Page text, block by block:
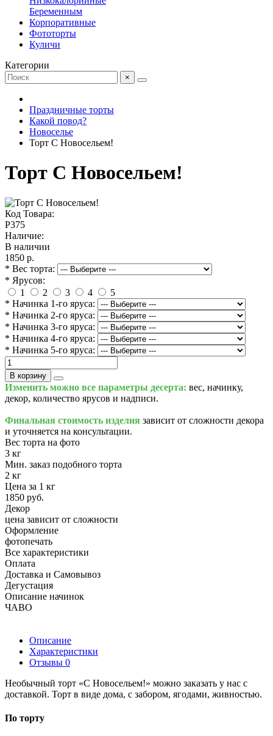
Беременным
Корпоративные
Фототорты
Куличи
Категории
×
Праздничные торты
Какой повод?
Новоселье
Торт С Новосельем!
Торт С Новосельем!
Код Товара:
P375
Наличие:
В наличии
1850 р.
* Вес торта:
* Ярусов:
1
2 3 4
5
* Начинка 1-го яруса:
* Начинка 2-го яруса:
* Начинка 3-го яруса:
* Начинка 4-го яруса:
* Начинка 5-го яруса:
В корзину
Изменить можно все параметры десерта: вес, начинку,
декор, количество ярусов и надписи.
Финальная стоимость изделия зависит от сложности декора
и уточняется на консультации.
Вес торта на фото
3 кг
Мин. заказ подобного торта
2 кг
Цена за 1 кг
1850 руб.
Декор
цена зависит от сложности
Оформление
фотопечать
Все характеристики
Оплата
Доставка и Самовывоз
Дегустация
Описание начинок
ЧАВО
Описание
Характеристики
Отзывы 0
Необычный торт «С Новосельем!» можно заказать у нас с
доставкой. Торт в виде дома, с забором, ягодами, живностью.
По торту